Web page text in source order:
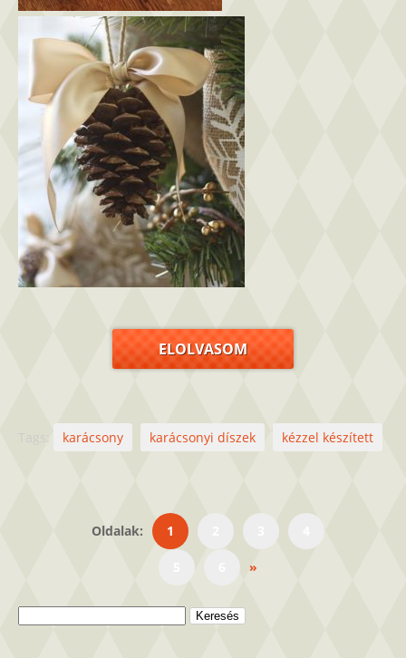
ELOLVASOM
karácsony karácsonyi díszek kézzel készített
Oldalak: 1
»